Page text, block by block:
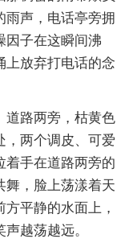
雨声，电话亭旁拥
因子在这瞬间沸
上放弃打电话的念
道路两旁，枯黄色
，两个调皮、可爱
着手在道路两旁的
舞，脸上荡漾着天
平静的水面上，
越荡越远。